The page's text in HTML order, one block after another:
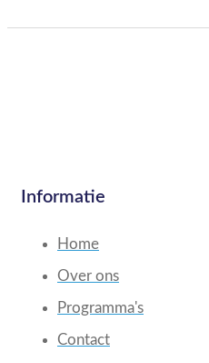
Informatie
Home
Over ons
Programma's
Contact